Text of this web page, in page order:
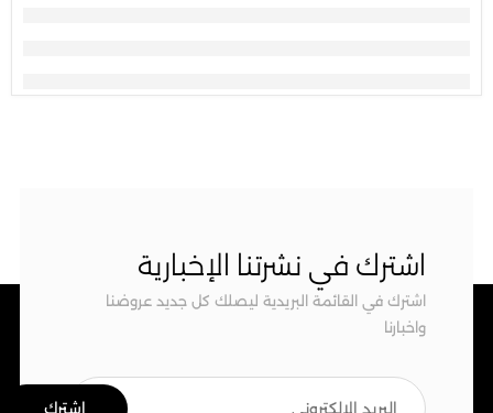
اشترك في نشرتنا الإخبارية
اشترك في القائمة البريدية ليصلك كل جديد عروضنا
واخبارنا